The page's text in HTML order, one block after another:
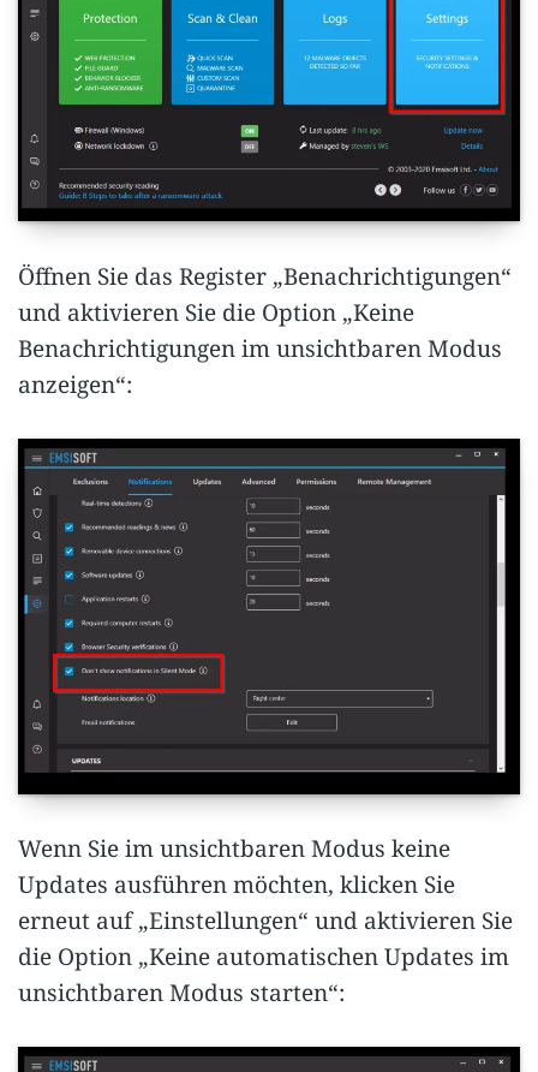
Öffnen Sie das Register „Benachrichtigungen“
und aktivieren Sie die Option „Keine
Benachrichtigungen im unsichtbaren Modus
anzeigen“:
Wenn Sie im unsichtbaren Modus keine
Updates ausführen möchten, klicken Sie
erneut auf „Einstellungen“ und aktivieren Sie
die Option „Keine automatischen Updates im
unsichtbaren Modus starten“: